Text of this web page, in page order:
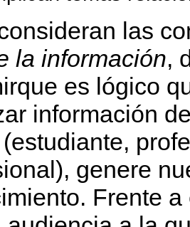
las
la información,
es lógico
información
genere
Frente